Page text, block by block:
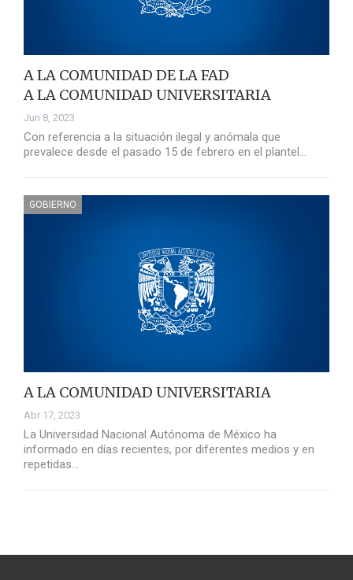
A LA COMUNIDAD DE LA FAD
A LA COMUNIDAD UNIVERSITARIA
Jun 8, 2023
Con referencia a la situación ilegal y anómala que
prevalece desde el pasado 15 de febrero en el plantel…
GOBIERNO
A LA COMUNIDAD UNIVERSITARIA
Abr 17, 2023
La Universidad Nacional Autónoma de México ha
informado en días recientes, por diferentes medios y en
repetidas…